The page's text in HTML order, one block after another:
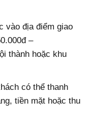
vào địa điểm giao
–
thành hoặc khu
có thể thanh
tiền mặt hoặc thu